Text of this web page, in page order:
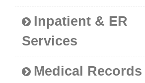
Inpatient & ER
Services
Medical Records